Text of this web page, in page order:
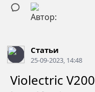
Статьи
25-09-2023, 14:48
Violectric